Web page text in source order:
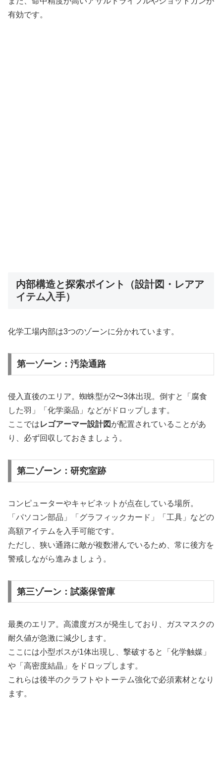
有効です。
内部構造と探索ポイント（設計図・レアア
イテム入手）
化学工場内部は3つのゾーンに分かれています。
第一ゾーン：汚染通路
侵入直後のエリア。蜘蛛型が2〜3体出現。倒すと「腐食
した羽」「化学薬品」などがドロップします。
ここではレゴアーマー設計図が配置されていることがあ
り、必ず回収しておきましょう。
第二ゾーン：研究室跡
コンピューターやキャビネットが点在している場所。
「パソコン部品」「グラフィックカード」「工具」などの
高額アイテムを入手可能です。
ただし、狭い通路に敵が複数潜んでいるため、常に後方を
警戒しながら進みましょう。
第三ゾーン：試薬保管庫
最奥のエリア。高濃度ガスが発生しており、ガスマスクの
耐久値が急激に減少します。
ここには小型ボスが1体出現し、撃破すると「化学触媒」
や「高密度結晶」をドロップします。
これらは後半のクラフトやトーテム強化で必須素材となり
ます。